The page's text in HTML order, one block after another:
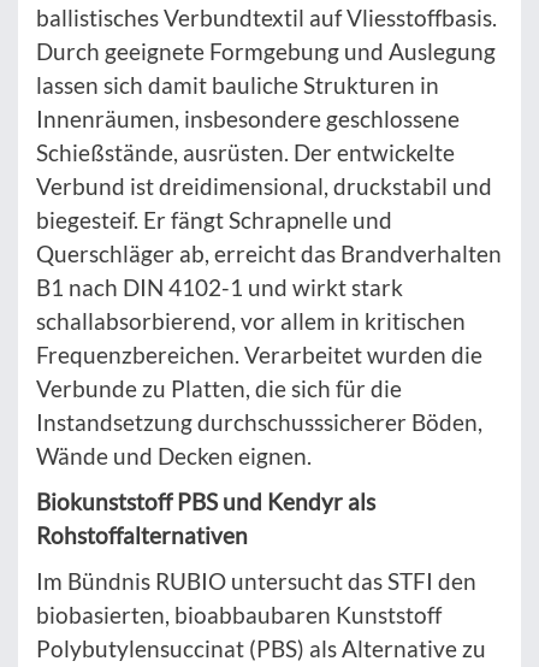
ballistisches Verbundtextil auf Vliesstoffbasis.
Durch geeignete Formgebung und Auslegung
lassen sich damit bauliche Strukturen in
Innenräumen, insbesondere geschlossene
Schießstände, ausrüsten. Der entwickelte
Verbund ist dreidimensional, druckstabil und
biegesteif. Er fängt Schrapnelle und
Querschläger ab, erreicht das Brandverhalten
B1 nach DIN 4102-1 und wirkt stark
schallabsorbierend, vor allem in kritischen
Frequenzbereichen. Verarbeitet wurden die
Verbunde zu Platten, die sich für die
Instandsetzung durchschusssicherer Böden,
Wände und Decken eignen.
Biokunststoff PBS und Kendyr als
Rohstoffalternativen
Im Bündnis RUBIO untersucht das STFI den
biobasierten, bioabbaubaren Kunststoff
Polybutylensuccinat (PBS) als Alternative zu